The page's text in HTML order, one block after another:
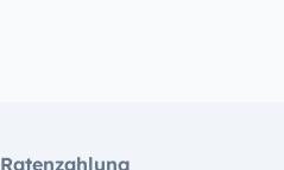
Ratenzahlung